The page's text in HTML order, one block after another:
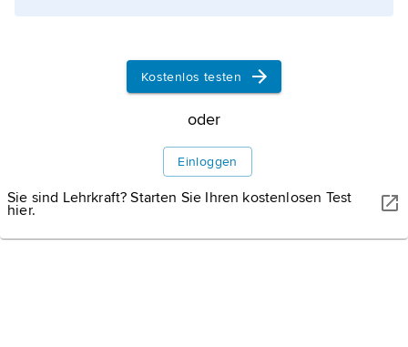
Kostenlos testen
oder
Einloggen
Sie sind Lehrkraft? Starten Sie Ihren kostenlosen Test
hier.